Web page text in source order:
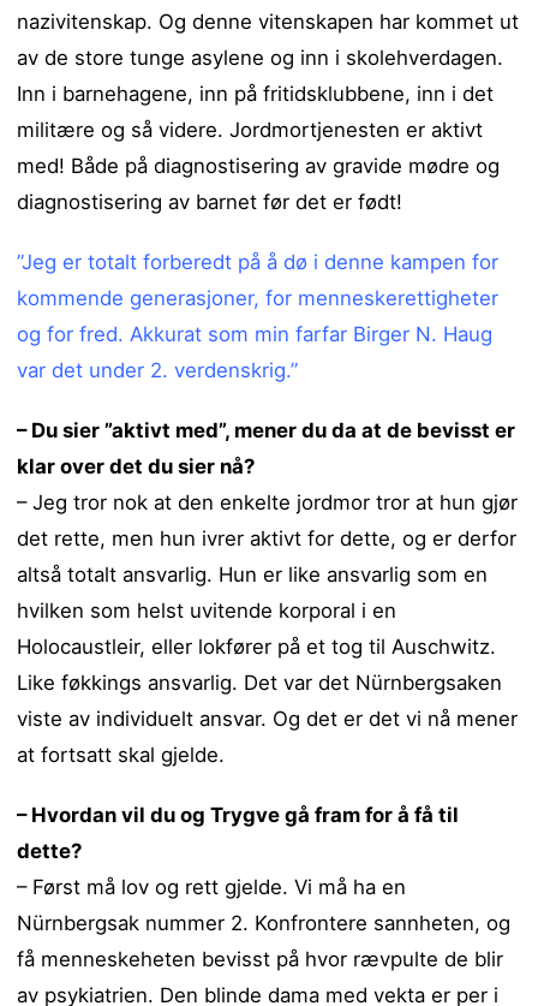
nazivitenskap. Og denne vitenskapen har kommet ut
av de store tunge asylene og inn i skolehverdagen.
Inn i barnehagene, inn på fritidsklubbene, inn i det
militære og så videre. Jordmortjenesten er aktivt
med! Både på diagnostisering av gravide mødre og
diagnostisering av barnet før det er født!
”Jeg er totalt forberedt på å dø i denne kampen for
kommende generasjoner, for menneskerettigheter
og for fred. Akkurat som min farfar Birger N. Haug
var det under 2. verdenskrig.”
– Du sier ”aktivt med”, mener du da at de bevisst er
klar over det du sier nå?
– Jeg tror nok at den enkelte jordmor tror at hun gjør
det rette, men hun ivrer aktivt for dette, og er derfor
altså totalt ansvarlig. Hun er like ansvarlig som en
hvilken som helst uvitende korporal i en
Holocaustleir, eller lokfører på et tog til Auschwitz.
Like føkkings ansvarlig. Det var det Nürnbergsaken
viste av individuelt ansvar. Og det er det vi nå mener
at fortsatt skal gjelde.
– Hvordan vil du og Trygve gå fram for å få til
dette?
– Først må lov og rett gjelde. Vi må ha en
Nürnbergsak nummer 2. Konfrontere sannheten, og
få menneskeheten bevisst på hvor rævpulte de blir
av psykiatrien. Den blinde dama med vekta er per i